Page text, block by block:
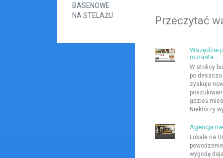
BASENOWE
NA STELAŻU
Przeczytać
Wszędzie
rozrasta.
W stolicy
po
zyskuje
gdzieś
Niektórzy
Agencja
Lokale na
wygodę